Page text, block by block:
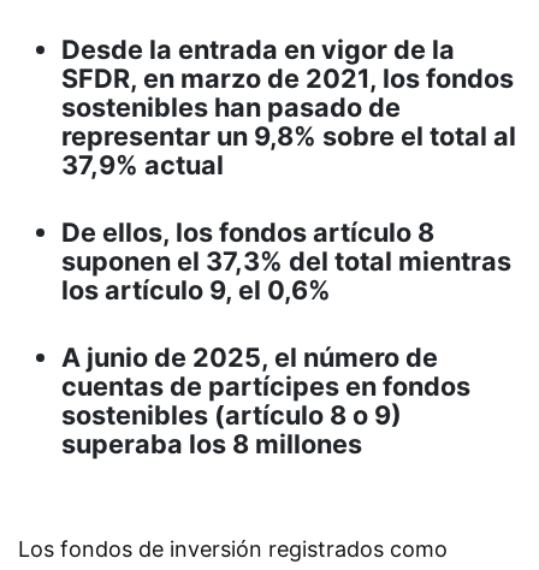
Desde la entrada en vigor de la
SFDR, en marzo de 2021, los fondos
sostenibles han pasado de
representar un 9,8% sobre el total al
37,9% actual
De ellos, los fondos artículo 8
suponen el 37,3% del total mientras
los artículo 9, el 0,6%
A junio de 2025, el número de
cuentas de partícipes en fondos
sostenibles (artículo 8 o 9)
superaba los 8 millones
Los fondos de inversión registrados como